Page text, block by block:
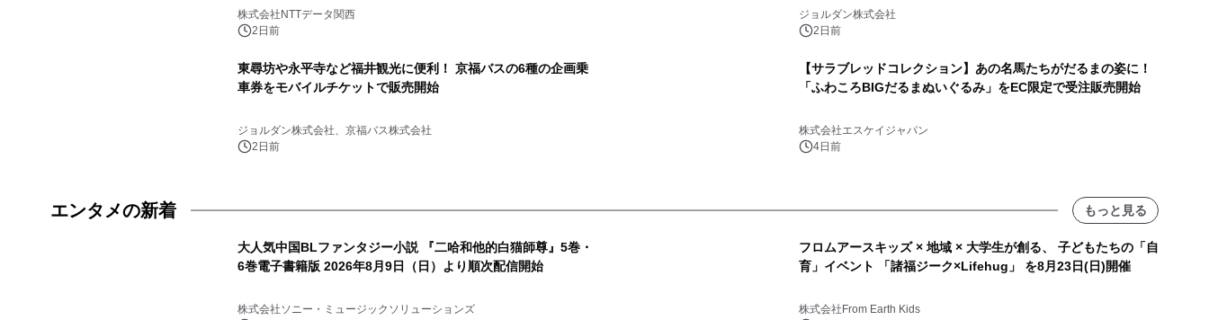
株式会社NTTデータ関西
2日前
ジョルダン株式会社
2日前
東尋坊や永平寺など福井観光に便利！ 京福バスの6種の企画乗
車券をモバイルチケットで販売開始
ジョルダン株式会社、京福バス株式会社
2日前
【サラブレッドコレクション】あの名馬たちがだるまの姿に！
「ふわころBIGだるまぬいぐるみ」をEC限定で受注販売開始
株式会社エスケイジャパン
4日前
エンタメの新着 もっと見る
大人気中国BLファンタジー小説 『二哈和他的白猫師尊』5巻・
6巻電子書籍版 2026年8月9日（日）より順次配信開始
株式会社ソニー・ミュージックソリューションズ
フロムアースキッズ × 地域 × 大学生が創る、 子どもたちの「自
育」イベント 「諸福ジーク×Lifehug」 を8月23日(日)開催
株式会社From Earth Kids